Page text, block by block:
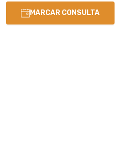
MARCAR CONSULTA